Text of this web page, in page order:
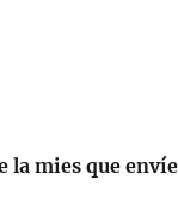
la mies que